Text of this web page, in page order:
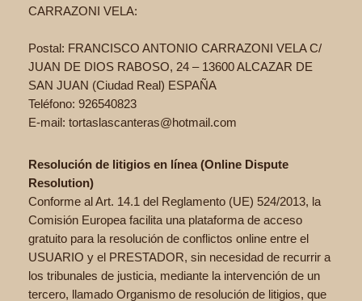
CARRAZONI VELA:
Postal: FRANCISCO ANTONIO CARRAZONI VELA C/
JUAN DE DIOS RABOSO, 24 – 13600 ALCAZAR DE
SAN JUAN (Ciudad Real) ESPAÑA
Teléfono: 926540823
E-mail: tortaslascanteras@hotmail.com
Resolución de litigios en línea (Online Dispute
Resolution)
Conforme al Art. 14.1 del Reglamento (UE) 524/2013, la
Comisión Europea facilita una plataforma de acceso
gratuito para la resolución de conflictos online entre el
USUARIO y el PRESTADOR, sin necesidad de recurrir a
los tribunales de justicia, mediante la intervención de un
tercero, llamado Organismo de resolución de litigios, que